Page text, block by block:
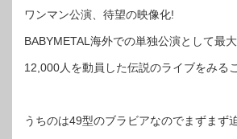
ワンマン公演、待望の映像化!
BABYMETAL海外での単独公演として最
12,000人を動員した伝説のライブをみる
うちのは49型のブラビアなのでまずまず